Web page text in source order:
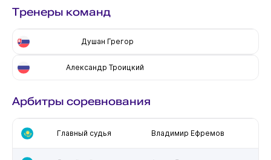
Тренеры команд
Душан Грегор
Александр Троицкий
Арбитры соревнования
Главный судья Владимир Ефремов